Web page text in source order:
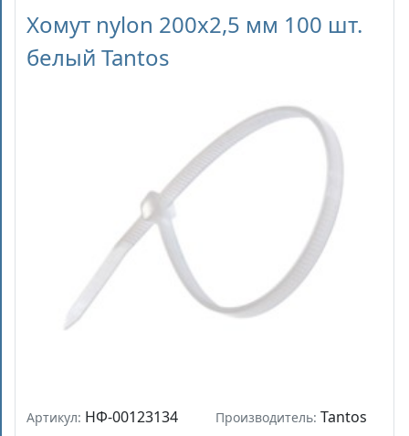
Хомут nylon 200x2,5 мм 100 шт.
белый Tantos
Артикул: НФ-00123134 Производитель: Tantos